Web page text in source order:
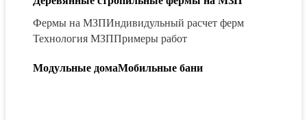
Фермы на МЗПИндивидульный расчет ферм
Технология МЗППримеры работ
Модульные домаМобильные бани